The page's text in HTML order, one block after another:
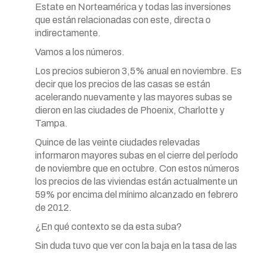
Estate en Norteamérica y todas las inversiones
que están relacionadas con este, directa o
indirectamente.
Vamos a los números.
Los precios subieron 3,5% anual en noviembre. Es
decir que los precios de las casas se están
acelerando nuevamente y las mayores subas se
dieron en las ciudades de Phoenix, Charlotte y
Tampa.
Quince de las veinte ciudades relevadas
informaron mayores subas en el cierre del período
de noviembre que en octubre. Con estos números
los precios de las viviendas están actualmente un
59% por encima del mínimo alcanzado en febrero
de 2012.
¿En qué contexto se da esta suba?
Sin duda tuvo que ver con la baja en la tasa de las